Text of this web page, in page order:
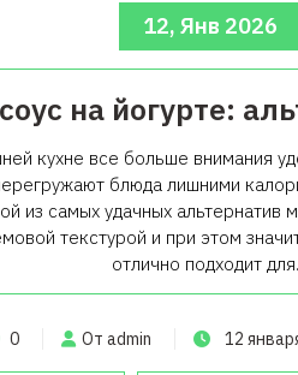
12, Янв 2026
на йогурте:
кухне все больше внимания
блюда лишними
из самых удачных
текстурой и при этом
отлично подходит
0 От admin 12